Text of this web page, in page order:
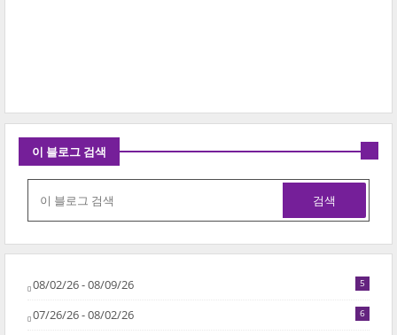
이 블로그 검색
08/02/26 - 08/09/26 5
07/26/26 - 08/02/26 6